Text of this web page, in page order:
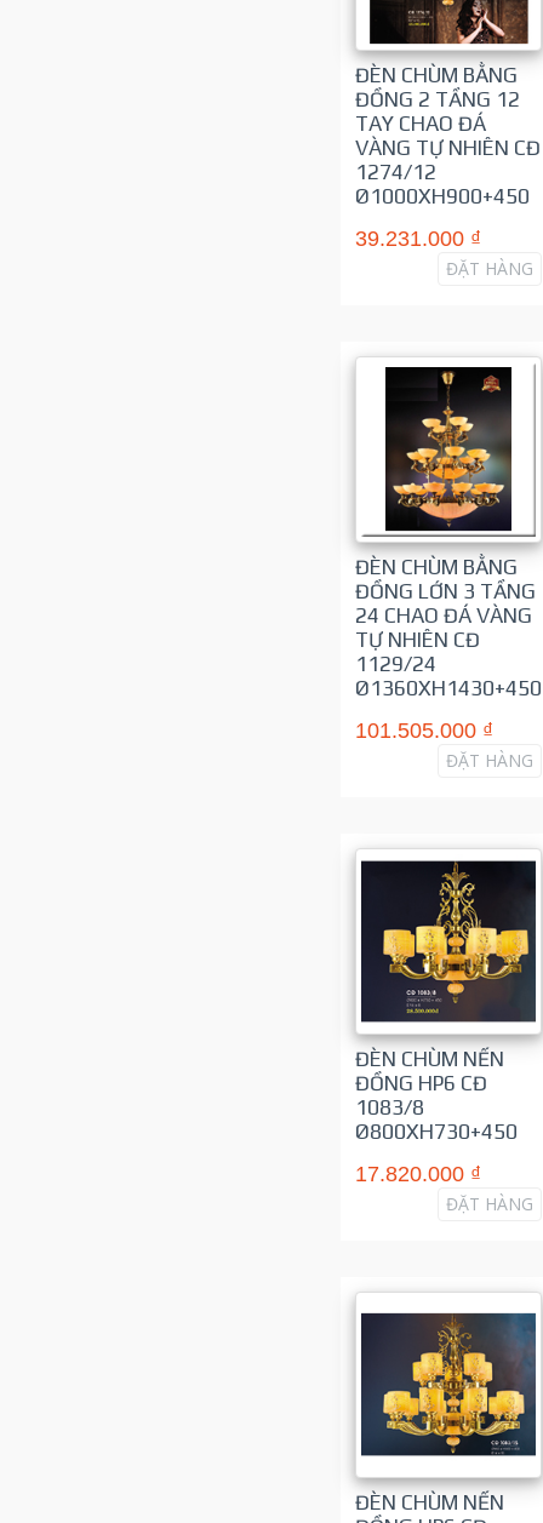
ĐÈN CHÙM BẰNG
ĐỒNG 2 TẦNG 12
TAY CHAO ĐÁ
VÀNG TỰ NHIÊN CĐ
1274/12
Ø1000XH900+450
39.231.000 ₫
ĐẶT HÀNG
ĐÈN CHÙM BẰNG
ĐỒNG LỚN 3 TẦNG
24 CHAO ĐÁ VÀNG
TỰ NHIÊN CĐ
1129/24
Ø1360XH1430+450
101.505.000 ₫
ĐẶT HÀNG
ĐÈN CHÙM NẾN
ĐỒNG HP6 CĐ
1083/8
Ø800XH730+450
17.820.000 ₫
ĐẶT HÀNG
ĐÈN CHÙM NẾN